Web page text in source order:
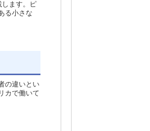
ます。ピ
る小さな
の違いとい
カで働いて